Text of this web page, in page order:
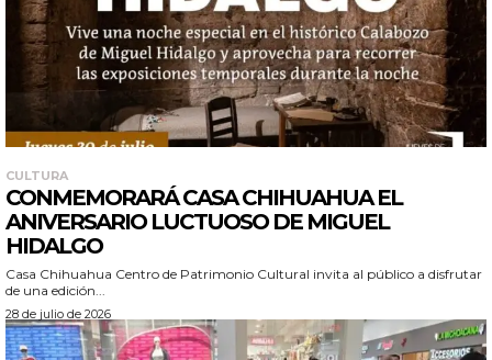
CULTURA
CONMEMORARÁ CASA CHIHUAHUA EL
ANIVERSARIO LUCTUOSO DE MIGUEL
HIDALGO
Casa Chihuahua Centro de Patrimonio Cultural invita al público a disfrutar
de una edición...
28 de julio de 2026